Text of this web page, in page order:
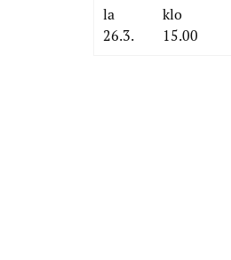
la
26.3.
klo
15.00